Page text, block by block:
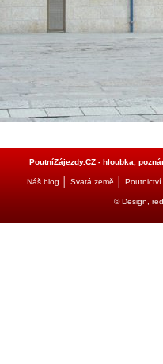
PoutníZájezdy.CZ - hloubka,
Náš blog Svatá země Poutnictví
© Design,